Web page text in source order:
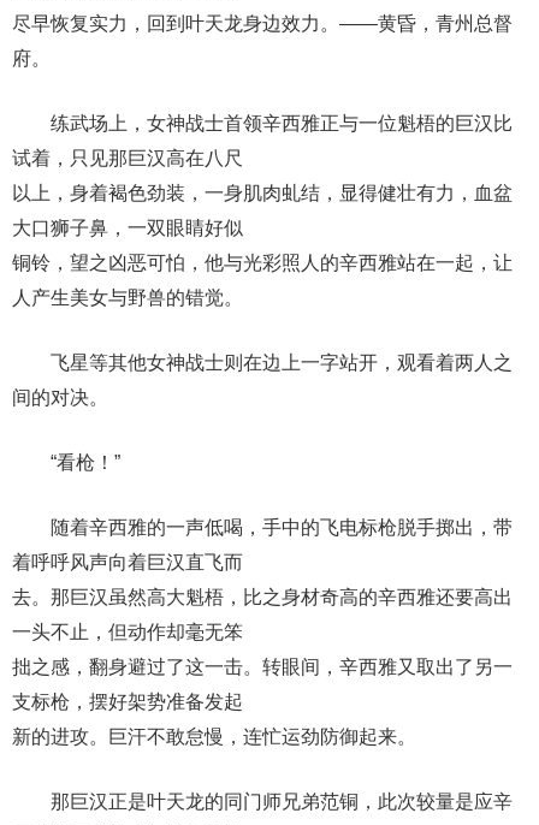
尽早恢复实力，回到叶天龙身边效力。——黄昏，青州总督
府。
练武场上，女神战士首领辛西雅正与一位魁梧的巨汉比
试着，只见那巨汉高在八尺
以上，身着褐色劲装，一身肌肉虬结，显得健壮有力，血盆
大口狮子鼻，一双眼睛好似
铜铃，望之凶恶可怕，他与光彩照人的辛西雅站在一起，让
人产生美女与野兽的错觉。
飞星等其他女神战士则在边上一字站开，观看着两人之
间的对决。
“看枪！”
随着辛西雅的一声低喝，手中的飞电标枪脱手掷出，带
着呼呼风声向着巨汉直飞而
去。那巨汉虽然高大魁梧，比之身材奇高的辛西雅还要高出
一头不止，但动作却毫无笨
拙之感，翻身避过了这一击。转眼间，辛西雅又取出了另一
支标枪，摆好架势准备发起
新的进攻。巨汗不敢怠慢，连忙运劲防御起来。
那巨汉正是叶天龙的同门师兄弟范铜，此次较量是应辛